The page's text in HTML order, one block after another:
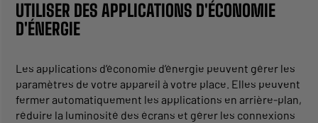
UTILISER DES APPLICATIONS D'ÉCONOMIE
D'ÉNERGIE
Les applications d’économie d’énergie peuvent gérer les
paramètres de votre appareil à votre place. Elles peuvent
fermer automatiquement les applications en arrière-plan,
réduire la luminosité des écrans et gérer les connexions